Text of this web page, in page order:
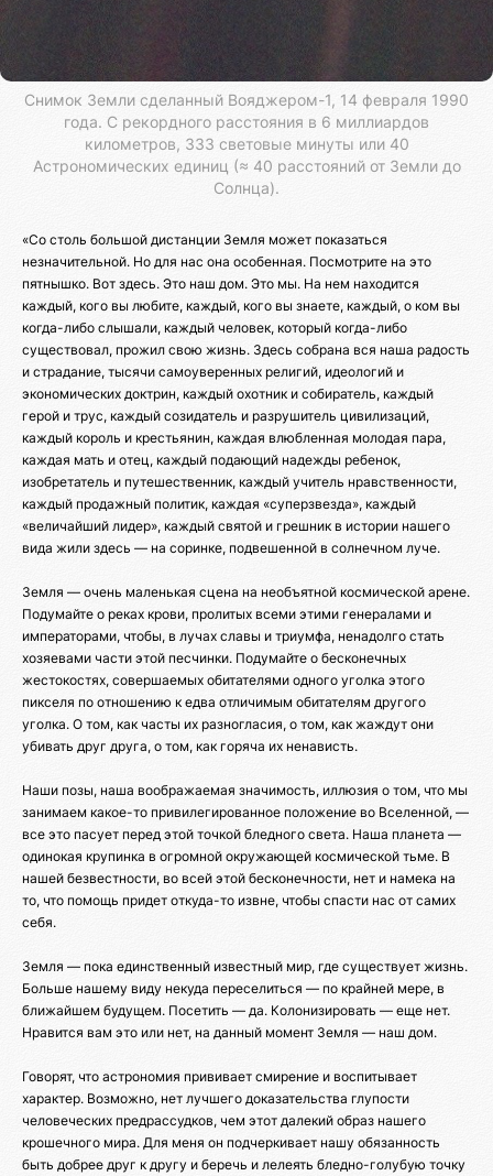
Снимок Земли сделанный Вояджером-1, 14 февраля 1990
года. С рекордного расстояния в 6 миллиардов
километров, 333 световые минуты или 40
Астрономических единиц (≈ 40 расстояний от Земли до
Солнца).
«Со столь большой дистанции Земля может показаться
незначительной. Но для нас она особенная. Посмотрите на это
пятнышко. Вот здесь. Это наш дом. Это мы. На нем находится
каждый, кого вы любите, каждый, кого вы знаете, каждый, о ком вы
когда-либо слышали, каждый человек, который когда-либо
существовал, прожил свою жизнь. Здесь собрана вся наша радость
и страдание, тысячи самоуверенных религий, идеологий и
экономических доктрин, каждый охотник и собиратель, каждый
герой и трус, каждый созидатель и разрушитель цивилизаций,
каждый король и крестьянин, каждая влюбленная молодая пара,
каждая мать и отец, каждый подающий надежды ребенок,
изобретатель и путешественник, каждый учитель нравственности,
каждый продажный политик, каждая «суперзвезда», каждый
«величайший лидер», каждый святой и грешник в истории нашего
вида жили здесь — на соринке, подвешенной в солнечном луче.
Земля — очень маленькая сцена на необъятной космической арене.
Подумайте о реках крови, пролитых всеми этими генералами и
императорами, чтобы, в лучах славы и триумфа, ненадолго стать
хозяевами части этой песчинки. Подумайте о бесконечных
жестокостях, совершаемых обитателями одного уголка этого
пикселя по отношению к едва отличимым обитателям другого
уголка. О том, как часты их разногласия, о том, как жаждут они
убивать друг друга, о том, как горяча их ненависть.
Наши позы, наша воображаемая значимость, иллюзия о том, что мы
занимаем какое-то привилегированное положение во Вселенной, —
все это пасует перед этой точкой бледного света. Наша планета —
одинокая крупинка в огромной окружающей космической тьме. В
нашей безвестности, во всей этой бесконечности, нет и намека на
то, что помощь придет откуда-то извне, чтобы спасти нас от самих
себя.
Земля — пока единственный известный мир, где существует жизнь.
Больше нашему виду некуда переселиться — по крайней мере, в
ближайшем будущем. Посетить — да. Колонизировать — еще нет.
Нравится вам это или нет, на данный момент Земля — наш дом.
Говорят, что астрономия прививает смирение и воспитывает
характер. Возможно, нет лучшего доказательства глупости
человеческих предрассудков, чем этот далекий образ нашего
крошечного мира. Для меня он подчеркивает нашу обязанность
быть добрее друг к другу и беречь и лелеять бледно-голубую точку